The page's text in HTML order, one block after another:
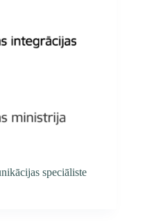
speciāliste